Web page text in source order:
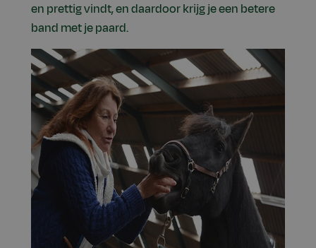
en prettig vindt, en daardoor krijg je een betere
band met je paard.